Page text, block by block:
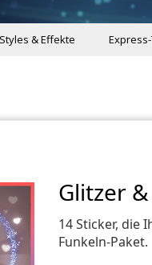
Styles & Effekte
Glitzer
14 Sticker, die
Funkeln-Paket.